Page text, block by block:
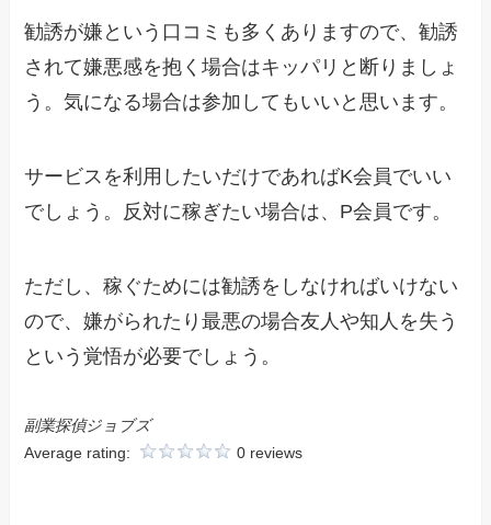
勧誘が嫌という口コミも多くありますので、勧誘
されて嫌悪感を抱く場合はキッパリと断りましょ
う。気になる場合は参加してもいいと思います。
サービスを利用したいだけであればK会員でいい
でしょう。反対に稼ぎたい場合は、P会員です。
ただし、稼ぐためには勧誘をしなければいけない
ので、嫌がられたり最悪の場合友人や知人を失う
という覚悟が必要でしょう。
副業探偵ジョブズ
Average rating:
0 reviews